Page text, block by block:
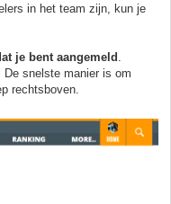
in het team zijn, kun je
je bent aangemeld
De snelste manier is om
rechtsboven.